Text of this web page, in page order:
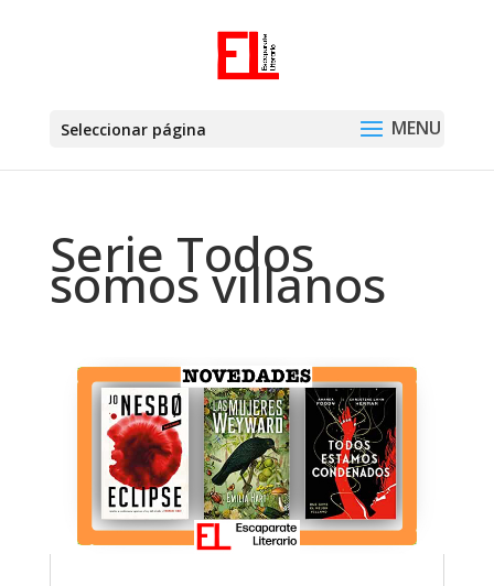
Seleccionar página
Serie Todos
somos villanos